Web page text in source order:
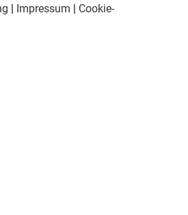
Impressum
Cookie-